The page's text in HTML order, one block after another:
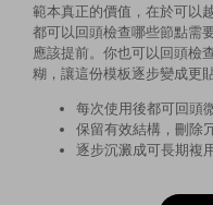
範本真正的價值，在於可以
都可以回頭檢查哪些節點需
應該提前。你也可以回頭檢
糊，讓這份模板逐步變成更
每次使用後都可回頭
保留有效結構，刪除
逐步沉澱成可長期複